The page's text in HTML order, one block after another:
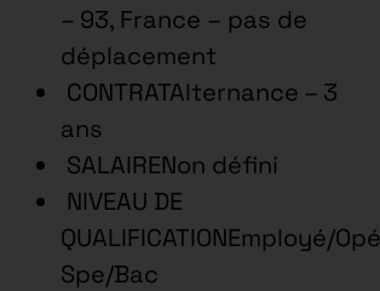
– 93, France – pas de
déplacement
CONTRATAlternance – 3
ans
SALAIRENon défini
NIVEAU DE
QUALIFICATIONEmployé/
Spe/Bac